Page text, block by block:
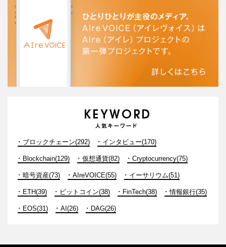
ブロックチェーン(292) インタビュー(170)
Blockchain(129) 仮想通貨(82) Cryptocurrency(75)
暗号資産(73) AIreVOICE(55) イーサリウム(51)
ETH(39) ビットコイン(38) FinTech(38) 情報銀行(35)
EOS(31) AI(26) DAG(26)